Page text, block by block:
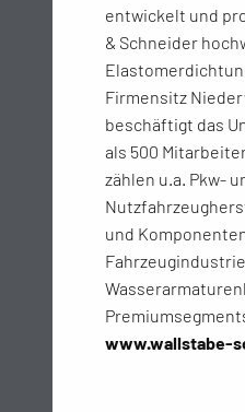
entwickelt und
& Schneider
Firmensitz
beschäftigt das
als 500
zählen u.a. Pkw-
und
www.wallstabe-